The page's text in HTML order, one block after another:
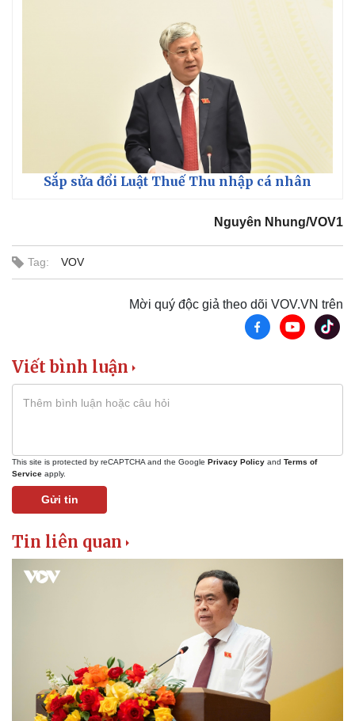
Pháp luật
Vụ án
Tin nóng
Quân sự - Quốc phòng
Vũ khí
Việt Nam
Sắp sửa đổi Luật Thuế Thu nhập cá nhân
Nguyên Nhung/VOV1
Tag: VOV
Mời quý độc giả theo dõi VOV.VN trên
Viết bình luận
This site is protected by reCAPTCHA and the Google Privacy Policy and Terms of
Service apply.
Gửi tin
Tin liên quan